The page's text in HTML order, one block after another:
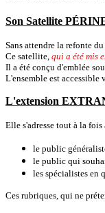
Son Satellite
Sans attendre la refonte
Ce satellite, qui a été mis
Il a été conçu d'emblée
L'ensemble est accessible
L'extension
Elle s'adresse tout à la
le public
le public qui
les spécialistes en
Ces rubriques, qui ne